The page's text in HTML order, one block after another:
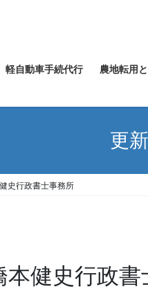
軽自動車手続代行 農地転用
更
史行政書士事務所
健史行政